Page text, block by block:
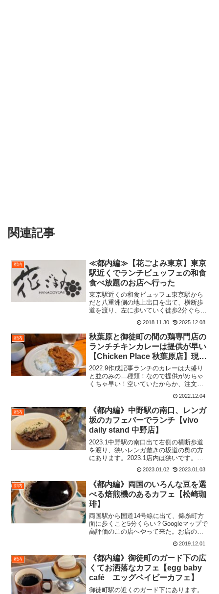
関連記事
都内
≪都内編≫【花ごよみ東京】東京
駅近くでランチビュッフェの和食
食べ放題のお店へ行った
東京駅近くの和食ビュッフェ東京駅から
だと八重洲側の地上出口を出て、横断歩
道を渡り、左に歩いていく徒歩2分ぐらい
すぎそうになるホテルだけど、建て替え
て普通のオフィスビルと同じような外観
だ↓この看板を目印にエ...
2018.11.30 2025.12.08
都内
秋葉原と御徒町の間の鶏専門店の
ランチチキンカレーは提供が早い
【Chicken Place 秋葉原店】現金
のみ
2022.9作成記事ランチのカレーは大盛り
と並のみの二種類！なので提供がめちゃ
くちゃ早い！空いていたからか、注文し
て2分位で提供。今まで最速かもしれな
い。店内は細長く、カウンター6席と奥に
テーブル席があるようです。スープ、鶏
の出汁のみのシン...
2022.12.04
都内
《都内編》中野駅の南口、レンガ
坂のカフェバーでランチ【vivo
daily stand 中野店】
2023.1中野駅の南口出て右側の横断歩道
を渡り、狭いレンガ敷きの坂道の奥の方
にあります。2023.1店内は狭いです。カ
ウンター８席ほど、間隔も狭い。奥に狭
い四人がけテーブル席がひとつありま
す。若者の集まるお店といった感じです
ね。この日は若...
2023.01.02 2023.01.03
都内
《都内編》両国のいろんな豆を選
べる焙煎機のあるカフェ【松崎珈
琲】
両国駅から国道14号線に出て、錦糸町方
面に歩くこと5分くらい？Googleマップで
高評価のこの店へやって来た。お店の外
観は想像よりキレイ。店名が松崎珈琲な
ので、もっと小汚いイメージ（失礼）だ
ったがちゃんとしてました。店主は男性
で、常連さんと...
2019.12.01
都内
《都内編》御徒町のガード下の広
くてお洒落なカフェ【egg baby
café エッグベイビーカフェ】
御徒町駅の近くのガード下にあります。